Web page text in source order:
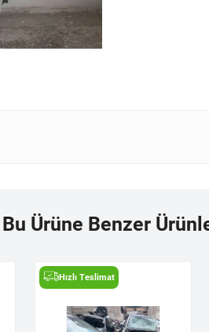
Bu Ürüne Benzer
Hızlı Teslimat